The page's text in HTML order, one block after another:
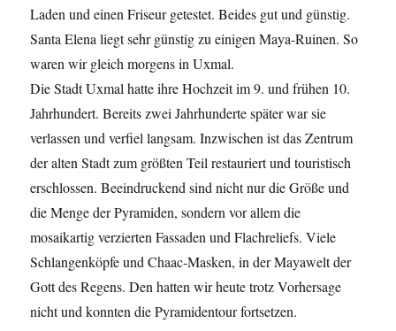
Laden und einen Friseur getestet. Beides gut und günstig.
Santa Elena liegt sehr günstig zu einigen Maya-Ruinen. So
waren wir gleich morgens in Uxmal.
Die Stadt Uxmal hatte ihre Hochzeit im 9. und frühen 10.
Jahrhundert. Bereits zwei Jahrhunderte später war sie
verlassen und verfiel langsam. Inzwischen ist das Zentrum
der alten Stadt zum größten Teil restauriert und touristisch
erschlossen. Beeindruckend sind nicht nur die Größe und
die Menge der Pyramiden, sondern vor allem die
mosaikartig verzierten Fassaden und Flachreliefs. Viele
Schlangenköpfe und Chaac-Masken, in der Mayawelt der
Gott des Regens. Den hatten wir heute trotz Vorhersage
nicht und konnten die Pyramidentour fortsetzen.